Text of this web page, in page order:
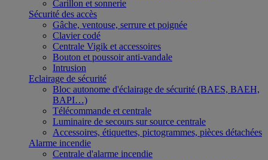
Carillon et sonnerie
Sécurité des accès
Gâche, ventouse, serrure et poignée
Clavier codé
Centrale Vigik et accessoires
Bouton et poussoir anti-vandale
Intrusion
Eclairage de sécurité
Bloc autonome d'éclairage de sécurité (BAES, BAEH,
BAPI…)
Télécommande et centrale
Luminaire de secours sur source centrale
Accessoires, étiquettes, pictogrammes, pièces détachées
Alarme incendie
Centrale d'alarme incendie